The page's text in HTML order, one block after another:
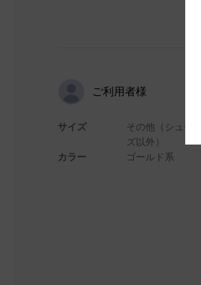
ご利用者様
サイズ
カラー
その他（シュー
ズ以外）
ゴールド系